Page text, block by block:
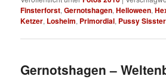
Finsterforst,Gernotshagen,Helloween,
Ketzer, Losheim, Primordial, Pussy Sisster
Gernotshagen –